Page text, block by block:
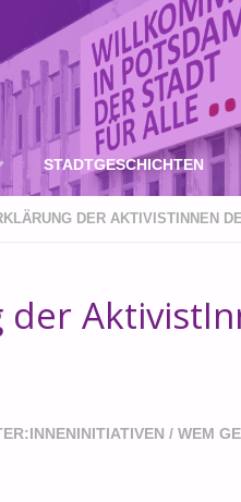
STADTGESCHICHTEN
DER AKTIVISTINNEN
/ WEM